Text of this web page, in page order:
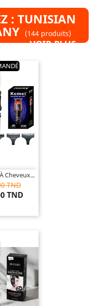
: TUNISIAN
(144 produits)
VOIR PLUS »
Cheveux...
TND
TND